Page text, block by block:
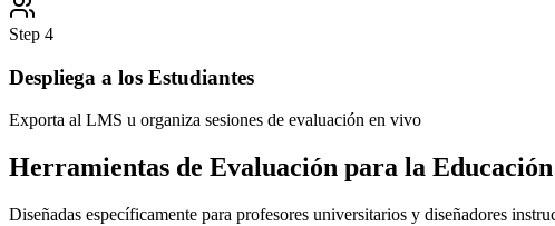
Step 4
Despliega a los Estudiantes
Exporta al LMS u organiza sesiones de evaluación en vivo
Herramientas de Evaluación para la
Diseñadas específicamente para profesores universitarios y diseñadores